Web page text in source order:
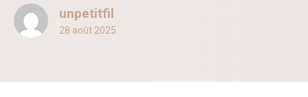
unpetitfil
28 août 2025